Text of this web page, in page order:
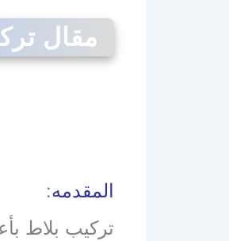
مقال
المقدمه:
تركيب بلاط